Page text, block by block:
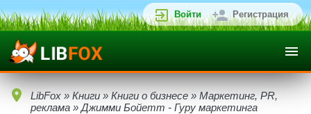
Войти Регистрация
LibFox » Книги » Книги о бизнесе » Маркетинг, PR,
реклама » Джимми Бойетт - Гуру маркетинга